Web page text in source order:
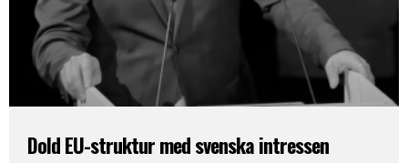
Dold EU-struktur med svenska intressen